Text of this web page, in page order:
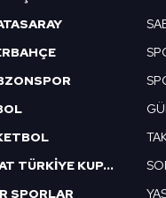
ilgili bilgi almak
ZİRAAT TÜRKİYE KUPASI
SPORLAR